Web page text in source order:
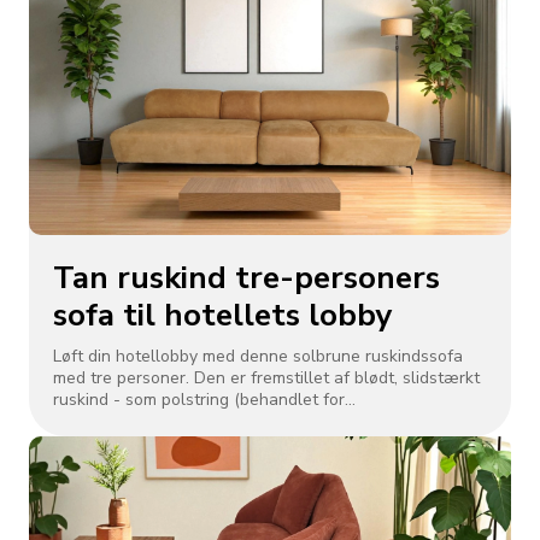
Tan ruskind tre-personers
sofa til hotellets lobby
Løft din hotellobby med denne solbrune ruskindssofa
med tre personer. Den er fremstillet af blødt, slidstærkt
ruskind - som polstring (behandlet for
Det strømlinede design med en lav profil og metalben
passer til moderne eller klassisk interiør. Perfekt til
indbydende områder, dens rummelige siddepladser og
robuste ramme sikrer varig brug i rum med høj trafik, der
blander elegance og funktionalitet for at skabe et